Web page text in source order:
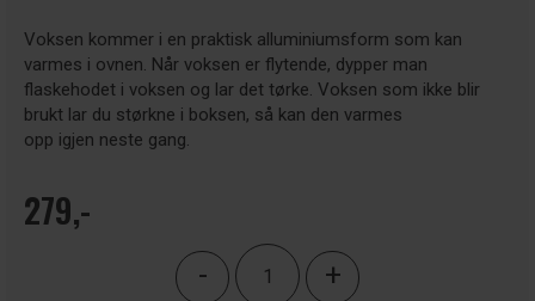
Voksen kommer i en praktisk alluminiumsform som kan
varmes i ovnen. Når voksen er flytende, dypper man
flaskehodet i voksen og lar det tørke. Voksen som ikke blir
brukt lar du størkne i boksen, så kan den varmes
opp igjen neste gang.
279,-
- +